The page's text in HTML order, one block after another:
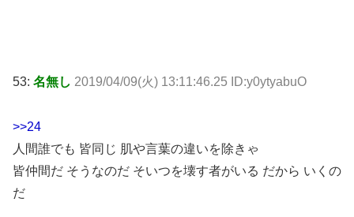
53: 名無し 2019/04/09(火) 13:11:46.25 ID:y0ytyabuO
>>24
人間誰でも 皆同じ 肌や言葉の違いを除きゃ
皆仲間だ そうなのだ そいつを壊す者がいる だから いくの
だ